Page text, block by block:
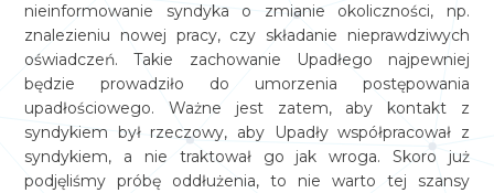
nieinformowanie syndyka o zmianie okoliczności, np.
znalezieniu nowej pracy, czy składanie nieprawdziwych
oświadczeń. Takie zachowanie Upadłego najpewniej
będzie prowadziło do umorzenia postępowania
upadłościowego. Ważne jest zatem, aby kontakt z
syndykiem był rzeczowy, aby Upadły współpracował z
syndykiem, a nie traktował go jak wroga. Skoro już
podjęliśmy próbę oddłużenia, to nie warto tej szansy